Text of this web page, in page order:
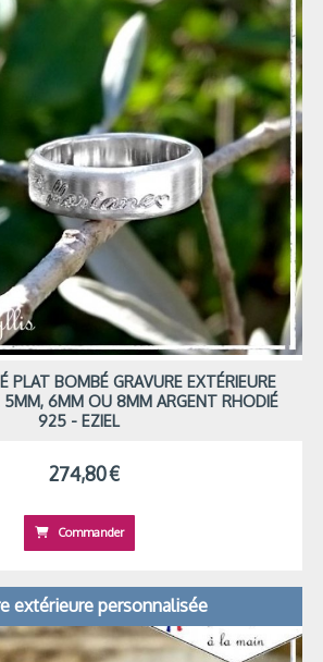
PLAT BOMBÉ GRAVURE EXTÉRIEURE
5MM, 6MM OU 8MM ARGENT RHODIÉ
925 - EZIEL
274,80€
Commander
extérieure personnalisée